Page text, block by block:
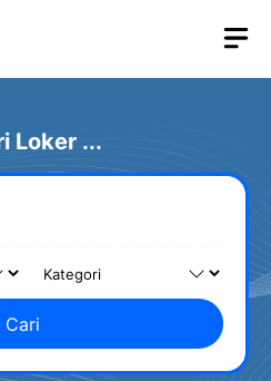
Loker ...
Cari